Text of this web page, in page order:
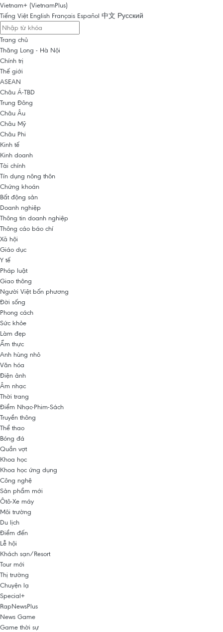
Vietnam+ (VietnamPlus)
Tiếng Việt English Français Español 中文 Русский
Trang chủ
Thăng Long - Hà Nội
Chính trị
Thế giới
ASEAN
Châu Á-TBD
Trung Đông
Châu Âu
Châu Mỹ
Châu Phi
Kinh tế
Kinh doanh
Tài chính
Tín dụng nông thôn
Chứng khoán
Bất động sản
Doanh nghiệp
Thông tin doanh nghiệp
Thông cáo báo chí
Xã hội
Giáo dục
Y tế
Pháp luật
Giao thông
Người Việt bốn phương
Đời sống
Phong cách
Sức khỏe
Làm đẹp
Ẩm thực
Anh hùng nhỏ
Văn hóa
Điện ảnh
Âm nhạc
Thời trang
Điểm Nhạc-Phim-Sách
Truyền thông
Thể thao
Bóng đá
Quần vợt
Khoa học
Khoa học ứng dụng
Công nghệ
Sản phẩm mới
Ôtô-Xe máy
Môi trường
Du lịch
Điểm đến
Lễ hội
Khách sạn/Resort
Tour mới
Thị trường
Chuyện lạ
Special+
RapNewsPlus
News Game
Game thời sự